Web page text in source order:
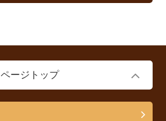
ページトップ